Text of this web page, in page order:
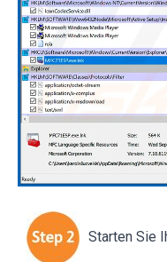
Starten Sie